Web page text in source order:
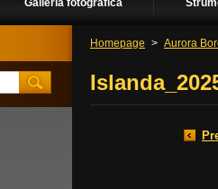
Galleria fotografica
Homepage > Aurora